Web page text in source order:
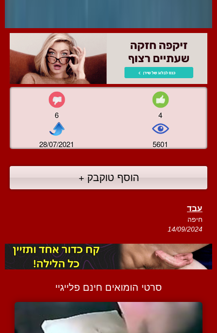
6 4
28/07/2021 5601
הוסף טוקבק +
עבד
חיפה
14/09/2024
סרטי הומואים חינם פלייגיי